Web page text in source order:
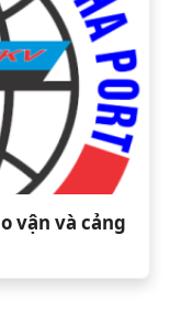
vận và cảng